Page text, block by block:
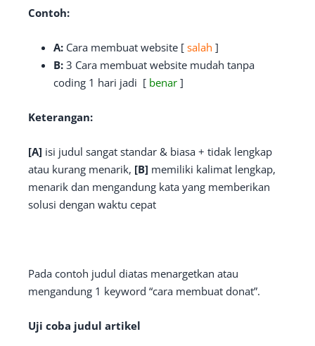
Contoh:
A: Cara membuat website [ salah ]
B: 3 Cara membuat website mudah tanpa
coding 1 hari jadi [ benar ]
Keterangan:
[A] isi judul sangat standar & biasa + tidak lengkap
atau kurang menarik, [B] memiliki kalimat lengkap,
menarik dan mengandung kata yang memberikan
solusi dengan waktu cepat
Pada contoh judul diatas menargetkan atau
mengandung 1 keyword “cara membuat donat”.
Uji coba judul artikel